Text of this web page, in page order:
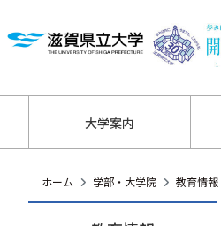
大学案内
ホーム 学部・大学院 教育情報